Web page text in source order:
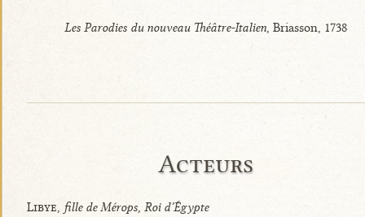
Les Parodies du nouveau Théâtre-Italien, Briasson, 1738
Acteurs
Libye, fille de Mérops, Roi d’Égypte